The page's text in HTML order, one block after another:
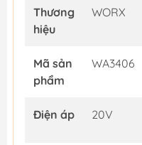
Thương
hiệu
WORX
Mã sản
phẩm
WA3406
Điện áp 20V